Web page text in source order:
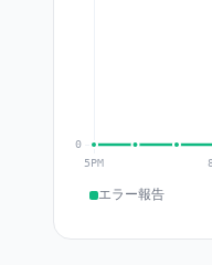
エラー報告